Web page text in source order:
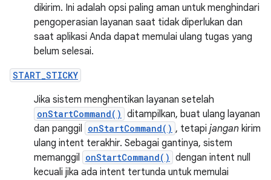
dikirim. Ini adalah opsi paling aman untuk menghindari
pengoperasian layanan saat tidak diperlukan dan
saat aplikasi Anda dapat memulai ulang tugas yang
belum selesai.
START_STICKY
Jika sistem menghentikan layanan setelah
onStartCommand() ditampilkan, buat ulang layanan
dan panggil onStartCommand() , tetapi jangan kirim
ulang intent terakhir. Sebagai gantinya, sistem
memanggil onStartCommand() dengan intent null
kecuali jika ada intent tertunda untuk memulai